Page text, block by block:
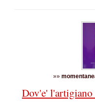
»»
Dov'e' l'artigiano